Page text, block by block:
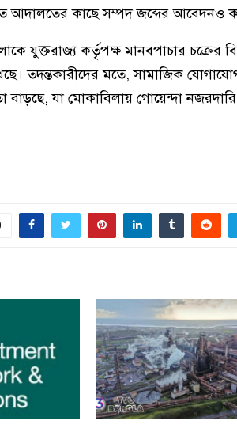
আদালতের কাছে সম্পদ জব্দের আবেদনও
যুক্তরাজ্য কর্তৃপক্ষ মানবপাচার চক্রের
তদন্তকারীদের মতে, সামাজিক
বাড়ছে, যা মোকাবিলায় গোয়েন্দা